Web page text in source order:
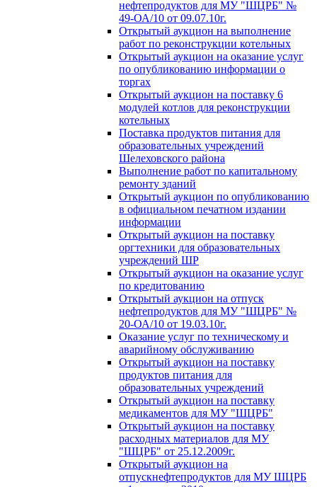
нефтепродуктов для МУ "ШЦРБ" №
49-ОА/10 от 09.07.10г.
Открытый аукцион на выполнение
работ по реконструкции котельных
Открытый аукцион на оказание услуг
по опубликованию информации о
торгах
Открытый аукцион на поставку 6
модулей котлов для реконструкции
котельных
Поставка продуктов питания для
образовательных учреждений
Шелеховского района
Выполнение работ по капитальному
ремонту зданий
Открытый аукцион по опубликованию
в официальном печатном издании
информации
Открытый аукцион на поставку
оргтехники для образовательных
учреждений ШР
Открытый аукцион на оказание услуг
по кредитованию
Открытый аукцион на отпуск
нефтепродуктов для МУ "ШЦРБ" №
20-ОА/10 от 19.03.10г.
Оказание услуг по техническому и
аварийному обслуживанию
Открытый аукцион на поставку
продуктов питания для
образовательных учреждений
Открытый аукцион на поставку
медикаментов для МУ "ШЦРБ"
Открытый аукцион на поставку
расходных материалов для МУ
"ШЦРБ" от 25.12.2009г.
Открытый аукцион на
отпускнефтепродуктов для МУ ШЦРБ